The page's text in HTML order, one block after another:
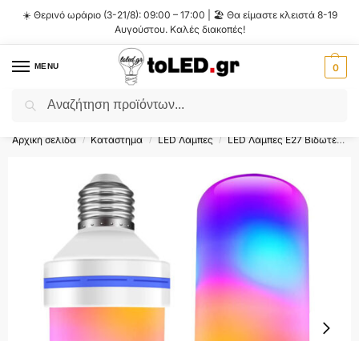
☀️ Θερινό ωράριο (3-21/8): 09:00 – 17:00 | 🏖️ Θα είμαστε κλειστά 8-19
Αυγούστου. Καλές διακοπές!
MENU 0
Flash Sale ⚡ 10% Έκπτωση με τον κωδικό
Αρχική σελίδα / Κατάστημα / LED Λάμπες / LED Λάμπες E27 Βιδωτές